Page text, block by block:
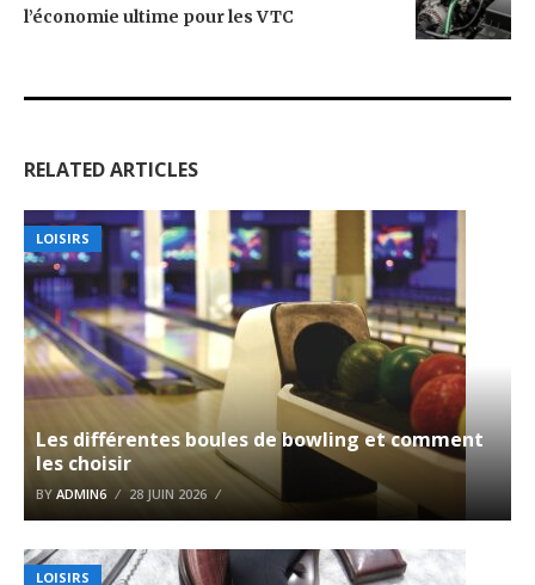
l’économie ultime pour les VTC
RELATED ARTICLES
LOISIRS
Les différentes boules de bowling et comment
les choisir
BY ADMIN6 28 JUIN 2026
LOISIRS